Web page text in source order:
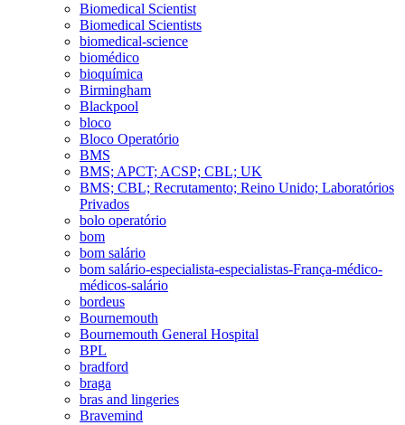
Biomedical Scientist
Biomedical Scientists
biomedical-science
biomédico
bioquímica
Birmingham
Blackpool
bloco
Bloco Operatório
BMS
BMS; APCT; ACSP; CBL; UK
BMS; CBL; Recrutamento; Reino Unido; Laboratórios
Privados
bolo operatório
bom
bom salário
bom salário-especialista-especialistas-França-médico-
médicos-salário
bordeus
Bournemouth
Bournemouth General Hospital
BPL
bradford
braga
bras and lingeries
Bravemind